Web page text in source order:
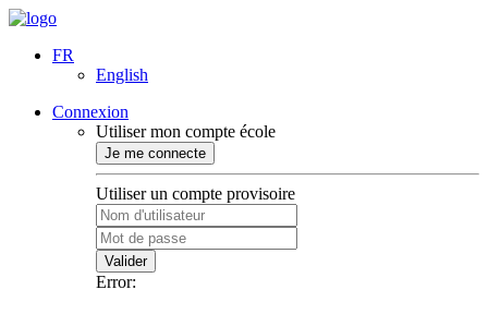
FR
English
Connexion
Utiliser mon compte école
Je me connecte
Utiliser un compte provisoire
Valider
Error: